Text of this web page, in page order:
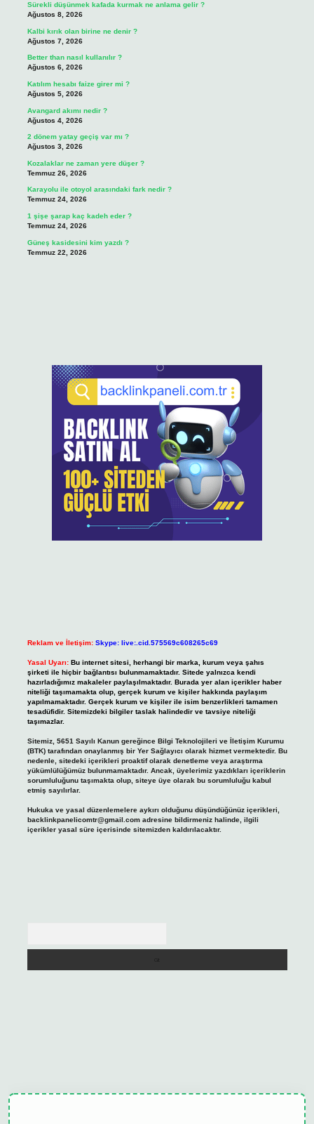
Sürekli düşünmek kafada kurmak ne anlama gelir ?
Ağustos 8, 2026
Kalbi kırık olan birine ne denir ?
Ağustos 7, 2026
Better than nasıl kullanılır ?
Ağustos 6, 2026
Katılım hesabı faize girer mi ?
Ağustos 5, 2026
Avangard akımı nedir ?
Ağustos 4, 2026
2 dönem yatay geçiş var mı ?
Ağustos 3, 2026
Kozalaklar ne zaman yere düşer ?
Temmuz 26, 2026
Karayolu ile otoyol arasındaki fark nedir ?
Temmuz 24, 2026
1 şişe şarap kaç kadeh eder ?
Temmuz 24, 2026
Güneş kasidesini kim yazdı ?
Temmuz 22, 2026
Reklam ve İletişim: Skype: live:.cid.575569c608265c69
Yasal Uyarı: Bu internet sitesi, herhangi bir marka, kurum veya şahıs
şirketi ile hiçbir bağlantısı bulunmamaktadır. Sitede yalnızca kendi
hazırladığımız makaleler paylaşılmaktadır. Burada yer alan içerikler haber
niteliği taşımamakta olup, gerçek kurum ve kişiler hakkında paylaşım
yapılmamaktadır. Gerçek kurum ve kişiler ile isim benzerlikleri tamamen
tesadüfidir. Sitemizdeki bilgiler taslak halindedir ve tavsiye niteliği
taşımazlar.
Sitemiz, 5651 Sayılı Kanun gereğince Bilgi Teknolojileri ve İletişim Kurumu
(BTK) tarafından onaylanmış bir Yer Sağlayıcı olarak hizmet vermektedir. Bu
nedenle, sitedeki içerikleri proaktif olarak denetleme veya araştırma
yükümlülüğümüz bulunmamaktadır. Ancak, üyelerimiz yazdıkları içeriklerin
sorumluluğunu taşımakta olup, siteye üye olarak bu sorumluluğu kabul
etmiş sayılırlar.
Hukuka ve yasal düzenlemelere aykırı olduğunu düşündüğünüz içerikleri,
backlinkpanelicomtr@gmail.comadresine bildirmeniz halinde, ilgili
içerikler yasal süre içerisinde sitemizden kaldırılacaktır.